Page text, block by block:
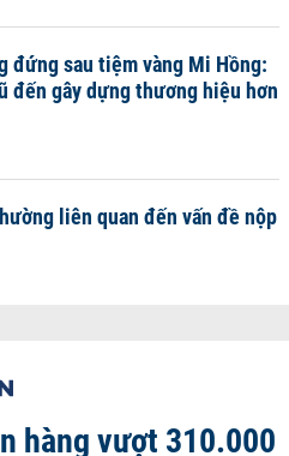
đứng sau tiệm vàng Mi Hồng:
đến gây dựng thương hiệu hơn
liên quan đến vấn đề nộp
hàng vượt 310.000